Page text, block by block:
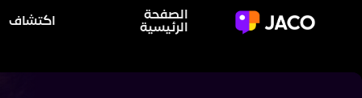
الصفحة
الرئيسية
اكتشاف